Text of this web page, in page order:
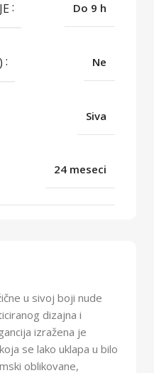
u sivoj boji nude
dizajna i
izražena je
se lako uklapa u bilo
oblikovane,
Do 9 h
Ne
Siva
24 meseci